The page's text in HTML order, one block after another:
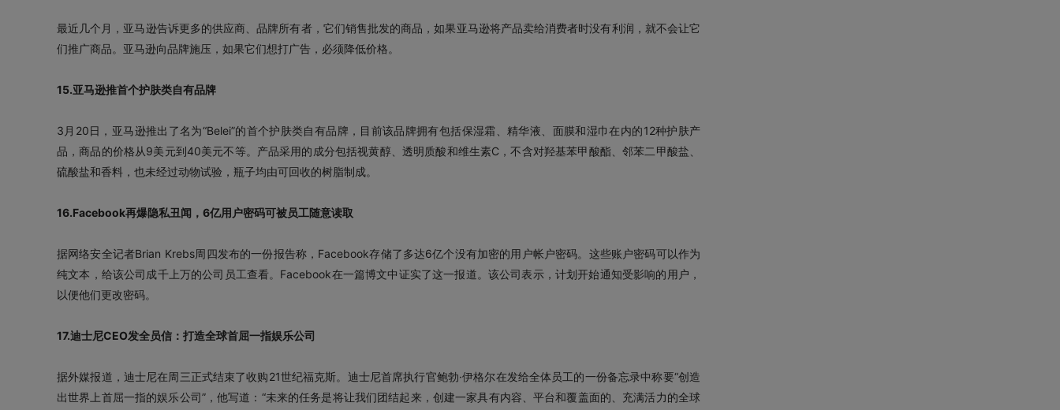
最近几个月，亚马逊告诉更多的供应商、品牌所有者，它们销售批发的商品，如果亚马逊将产品卖给消费者时没有利润，就不会让它
们推广商品。亚马逊向品牌施压，如果它们想打广告，必须降低价格。
15.亚马逊推首个护肤类自有品牌
3月20日，亚马逊推出了名为“Belei”的首个护肤类自有品牌，目前该品牌拥有包括保湿霜、精华液、面膜和湿巾在内的12种护肤产
品，商品的价格从9美元到40美元不等。产品采用的成分包括视黄醇、透明质酸和维生素C，不含对羟基苯甲酸酯、邻苯二甲酸盐、
硫酸盐和香料，也未经过动物试验，瓶子均由可回收的树脂制成。
16.Facebook再爆隐私丑闻，6亿用户密码可被员工随意读取
据网络安全记者Brian Krebs周四发布的一份报告称，Facebook存储了多达6亿个没有加密的用户帐户密码。这些账户密码可以作为
纯文本，给该公司成千上万的公司员工查看。Facebook在一篇博文中证实了这一报道。该公司表示，计划开始通知受影响的用户，
以便他们更改密码。
17.迪士尼CEO发全员信：打造全球首屈一指娱乐公司
据外媒报道，迪士尼在周三正式结束了收购21世纪福克斯。迪士尼首席执行官鲍勃·伊格尔在发给全体员工的一份备忘录中称要“创造
出世界上首屈一指的娱乐公司”，他写道：“未来的任务是将让我们团结起来，创建一家具有内容、平台和覆盖面的、充满活力的全球